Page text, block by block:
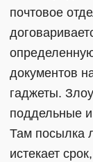
почтовое
документов
гаджеты.
поддельные
Там посылка
истекает